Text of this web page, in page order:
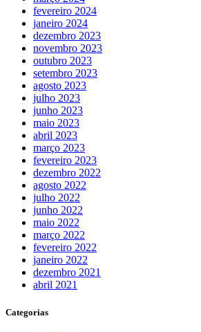
fevereiro 2024
janeiro 2024
dezembro 2023
novembro 2023
outubro 2023
setembro 2023
agosto 2023
julho 2023
junho 2023
maio 2023
abril 2023
março 2023
fevereiro 2023
dezembro 2022
agosto 2022
julho 2022
junho 2022
maio 2022
março 2022
fevereiro 2022
janeiro 2022
dezembro 2021
abril 2021
Categorias